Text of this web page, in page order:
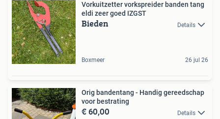
Vorkuitzetter vorkspreider banden tang
eldi zeer goed IZGST
Bieden Details
Boxmeer 26 jul 26
Orig bandentang - Handig gereedschap
voor bestrating
€ 60,00 Details